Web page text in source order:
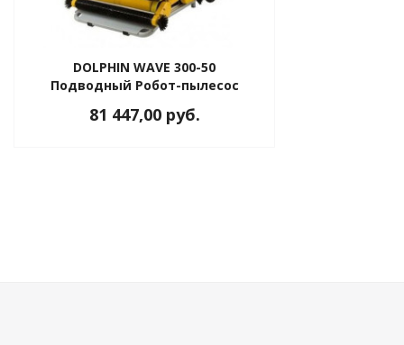
установки
DOLPHIN WAVE 300-50
Подводный Робот-пылесос
81 447,00 руб.